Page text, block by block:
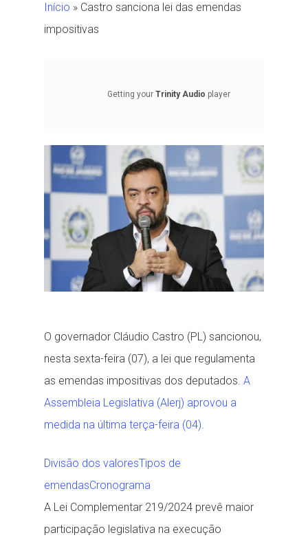
Início » Castro sanciona lei das emendas
impositivas
Getting your Trinity Audio player
ready...
O governador Cláudio Castro (PL) sancionou,
nesta sexta-feira (07), a lei que regulamenta
as emendas impositivas dos deputados. A
Assembleia Legislativa (Alerj) aprovou a
medida na última terça-feira (04).
Divisão dos valoresTipos de
emendasCronograma
A Lei Complementar 219/2024 prevê maior
participação legislativa na execução